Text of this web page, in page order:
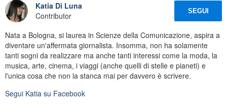
Katia Di Luna
Contributor
SEGUI
Nata a Bologna, si laurea in Scienze della Comunicazione, aspira a
diventare un'affermata giornalista. Insomma, non ha solamente
tanti sogni da realizzare ma anche tanti interessi come la moda, la
musica, arte, cinema, i viaggi (anche quelli di stelle e pianeti) e
l'unica cosa che non la stanca mai per davvero è scrivere.
Segui Katia su Facebook